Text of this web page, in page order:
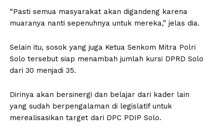
“Pasti semua masyarakat akan digandeng karena
muaranya nanti sepenuhnya untuk mereka,” jelas dia.
Selain itu, sosok yang juga Ketua Senkom Mitra Polri
Solo tersebut siap menambah jumlah kursi DPRD Solo
dari 30 menjadi 35.
Dirinya akan bersinergi dan belajar dari kader lain
yang sudah berpengalaman di legislatif untuk
merealisasikan target dari DPC PDIP Solo.